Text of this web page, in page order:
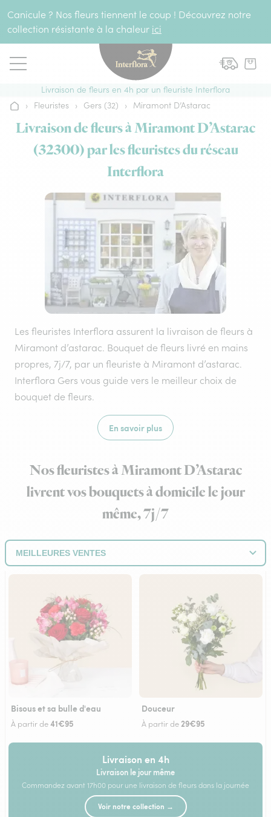
Canicule ? Nos fleurs tiennent le coup ! Découvrez notre
collection résistante à la chaleur ici
Livraison de fleurs en 4h par un fleuriste Interflora
Accueil
› Fleuristes › Gers (32) › Miramont D’Astarac
Livraison de fleurs à Miramont D’Astarac
(32300) par les fleuristes du réseau
Interflora
Les fleuristes Interflora assurent la livraison de fleurs à
Miramont d’astarac. Bouquet de fleurs livré en mains
propres, 7j/7, par un fleuriste à Miramont d’astarac.
Interflora Gers vous guide vers le meilleur choix de
bouquet de fleurs.
En savoir plus
Nos fleuristes à Miramont D’Astarac
livrent vos bouquets à domicile le jour
même, 7j/7
Bisous et sa bulle d'eau
À partir de41€95
Douceur
À partir de 29€95
Livraison en 4h
Livraison le jour même
Commandez avant 17h00 pour une livraison de fleurs dans la journée
Voir notre collection →